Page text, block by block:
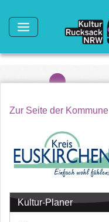
Zur Seite der Kommune
Kultur-Planer